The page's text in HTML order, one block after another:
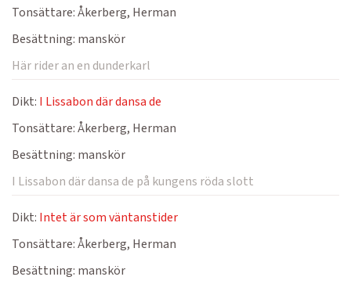
Tonsättare:Åkerberg, Herman
Besättning: manskör
Här rider an en dunderkarl
Dikt: I Lissabon där dansa de
Tonsättare:Åkerberg, Herman
Besättning: manskör
I Lissabon där dansa de på kungens röda slott
Dikt: Intet är som väntanstider
Tonsättare:Åkerberg, Herman
Besättning: manskör